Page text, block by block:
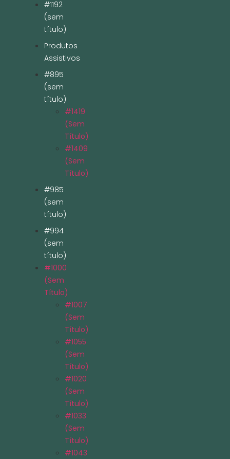
#1192
(sem
título)
Produtos
Assistivos
#895
(sem
título)
#1419
(sem
Título)
#1409
(sem
Título)
#985
(sem
título)
#994
(sem
título)
#1000
(sem
Título)
#1007
(sem
Título)
#1055
(sem
Título)
#1020
(sem
Título)
#1033
(sem
Título)
#1043